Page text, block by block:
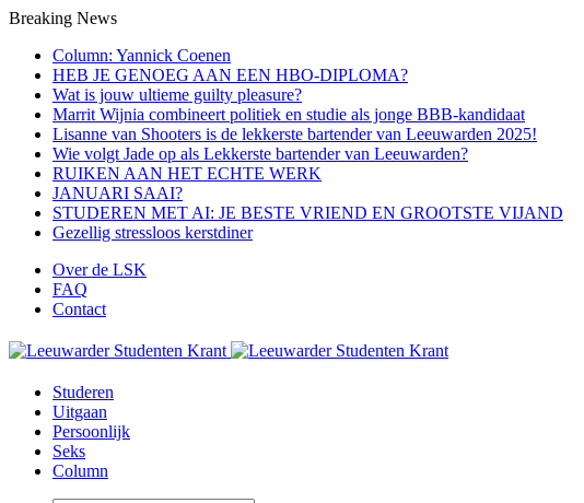
Breaking News
Column: Yannick Coenen
HEB JE GENOEG AAN EEN HBO-DIPLOMA?
Wat is jouw ultieme guilty pleasure?
Marrit Wijnia combineert politiek en studie als jonge BBB‑kandidaat
Lisanne van Shooters is de lekkerste bartender van Leeuwarden 2025!
Wie volgt Jade op als Lekkerste bartender van Leeuwarden?
RUIKEN AAN HET ECHTE WERK
JANUARI SAAI?
STUDEREN MET AI: JE BESTE VRIEND EN GROOTSTE VIJAND
Gezellig stressloos kerstdiner
Over de LSK
FAQ
Contact
Menu
Studeren
Uitgaan
Persoonlijk
Seks
Column